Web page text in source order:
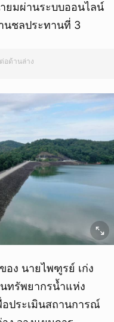
มผ่านระบบออนไลน์
นชลประทานที่ 3
ด้านล่าง
ง นายไพฑูรย์ เก่ง
ทรัพยากรน้ำแห่ง
ประเมินสถานการณ์